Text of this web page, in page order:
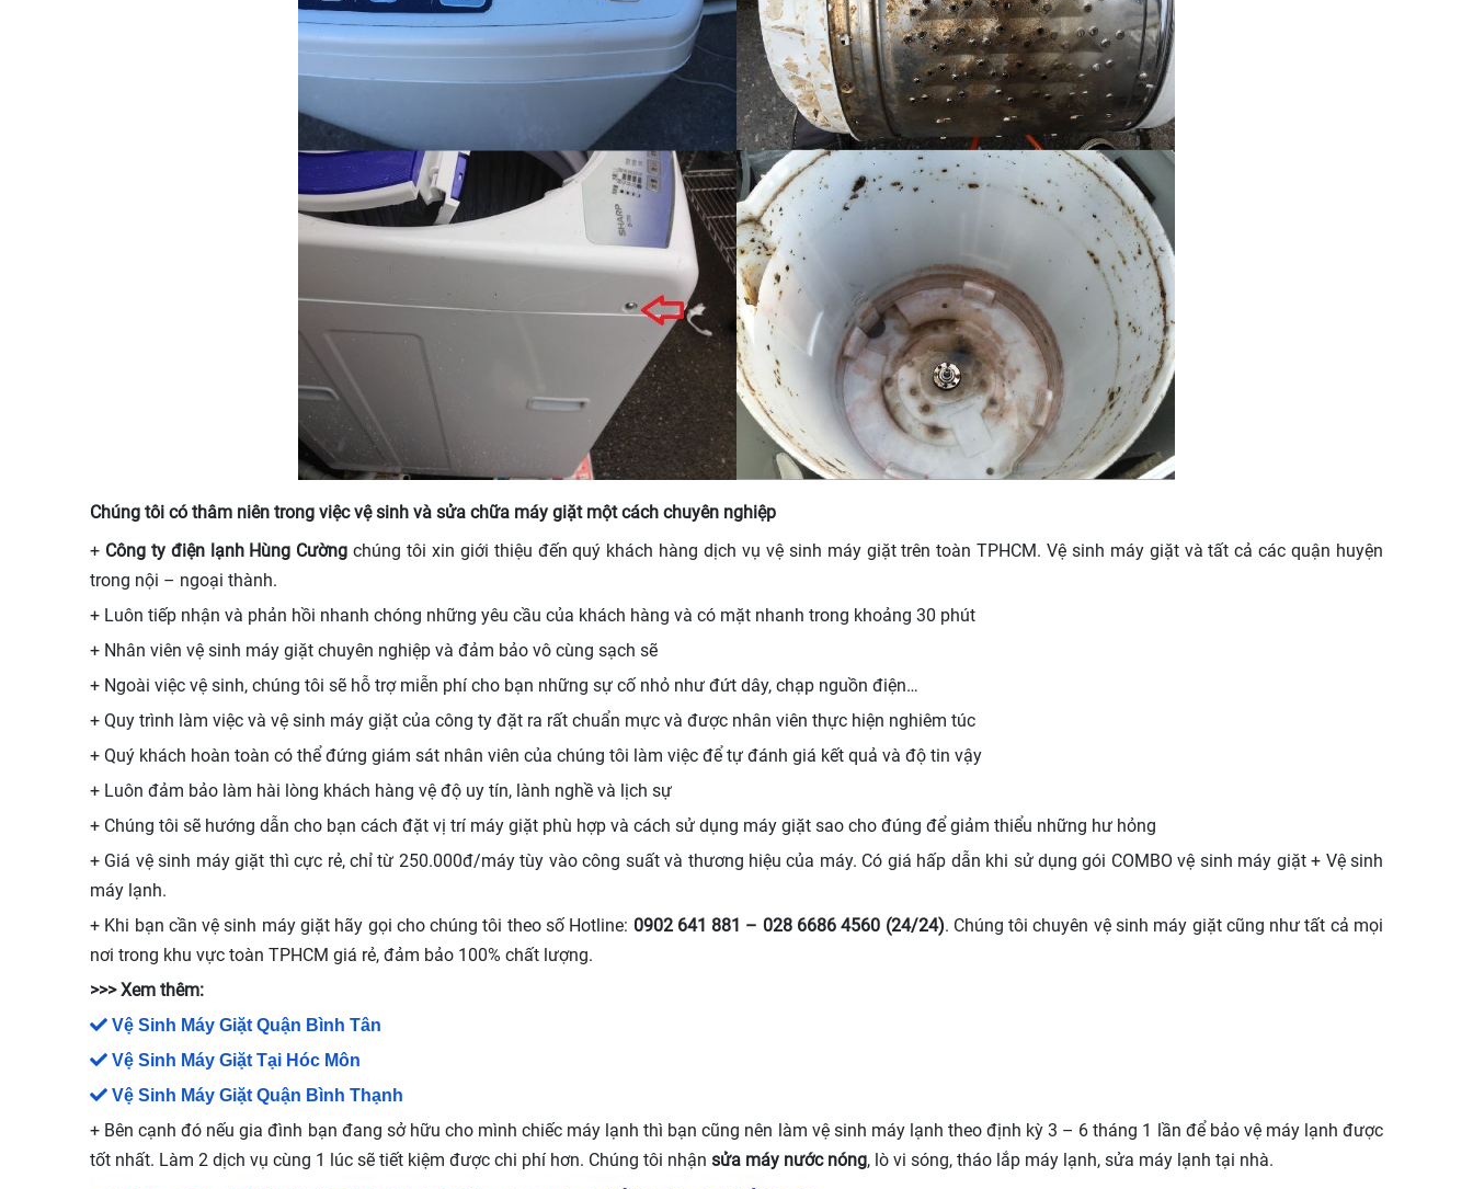
Chúng tôi có thâm niên trong việc vệ sinh và sửa chữa máy giặt một cách chuyên nghiệp
+ Công ty điện lạnh Hùng Cường chúng tôi xin giới thiệu đến quý khách hàng dịch vụ vệ sinh máy giặt trên toàn TPHCM. Vệ sinh máy giặt và tất cả các quận huyện
trong nội – ngoại thành.
+ Luôn tiếp nhận và phản hồi nhanh chóng những yêu cầu của khách hàng và có mặt nhanh trong khoảng 30 phút
+ Nhân viên vệ sinh máy giặt chuyên nghiệp và đảm bảo vô cùng sạch sẽ
+ Ngoài việc vệ sinh, chúng tôi sẽ hỗ trợ miễn phí cho bạn những sự cố nhỏ như đứt dây, chạp nguồn điện…
+ Quy trình làm việc và vệ sinh máy giặt của công ty đặt ra rất chuẩn mực và được nhân viên thực hiện nghiêm túc
+ Quý khách hoàn toàn có thể đứng giám sát nhân viên của chúng tôi làm việc để tự đánh giá kết quả và độ tin vậy
+ Luôn đảm bảo làm hài lòng khách hàng vệ độ uy tín, lành nghề và lịch sự
+ Chúng tôi sẽ hướng dẫn cho bạn cách đặt vị trí máy giặt phù hợp và cách sử dụng máy giặt sao cho đúng để giảm thiểu những hư hỏng
+ Giá vệ sinh máy giặt thì cực rẻ, chỉ từ 250.000đ/máy tùy vào công suất và thương hiệu của máy. Có giá hấp dẫn khi sử dụng gói COMBO vệ sinh máy giặt + Vệ sinh
máy lạnh.
+ Khi bạn cần vệ sinh máy giặt hãy gọi cho chúng tôi theo số Hotline: 0902 641 881 – 028 6686 4560 (24/24). Chúng tôi chuyên vệ sinh máy giặt cũng như tất cả mọi
nơi trong khu vực toàn TPHCM giá rẻ, đảm bảo 100% chất lượng.
>>> Xem thêm:
Vệ Sinh Máy Giặt Quận Bình Tân
Vệ Sinh Máy Giặt Tại Hóc Môn
Vệ Sinh Máy Giặt Quận Bình Thạnh
+ Bên cạnh đó nếu gia đình bạn đang sở hữu cho mình chiếc máy lạnh thì bạn cũng nên làm vệ sinh máy lạnh theo định kỳ 3 – 6 tháng 1 lần để bảo vệ máy lạnh được
tốt nhất. Làm 2 dịch vụ cùng 1 lúc sẽ tiết kiệm được chi phí hơn. Chúng tôi nhận sửa máy nước nóng, lò vi sóng, tháo lắp máy lạnh, sửa máy lạnh tại nhà.